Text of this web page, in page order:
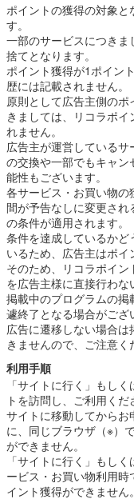
ポイントの獲得の対象
す。
一部のサービスにつきま
捨てとなります。
ポイント獲得が1ポイン
歴には記載されません。
原則として広告主側の
きましては、リコラポ
れません。
広告主が運営している
の交換や一部でもキャ
能性もございます。
各サービス・お買い物
間が予告なしに変更さ
の条件が適用されます。
条件を達成しているか
いるため、広告主はポイ
そのため、リコラポイ
を広告主様に直接行わな
掲載中のプログラムの
遽終了となる場合がござ
広告に遷移しない場合
きませんので、ご注意く
利用手順
「サイトに行く」もし
トを訪問し、ご利用くだ
サイトに移動してから
に、同じブラウザ（※）
ができません。
「サイトに行く」もし
ービス・お買い物利用
イント獲得ができません。